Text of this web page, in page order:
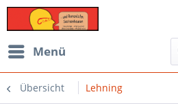
Menü
Übersicht Lehning